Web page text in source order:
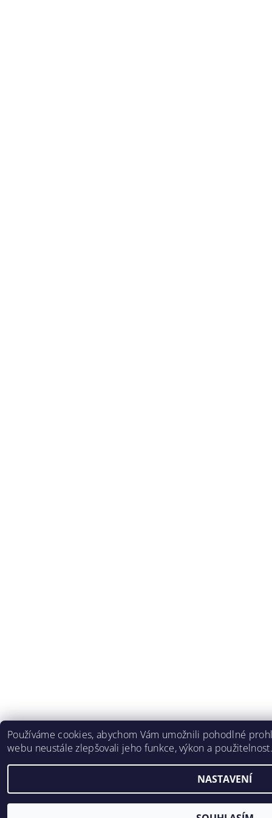
Používáme cookies, abychom Vám umožnili pohodlné
webu neustále zlepšovali jeho funkce, výkon a
NASTAVENÍ